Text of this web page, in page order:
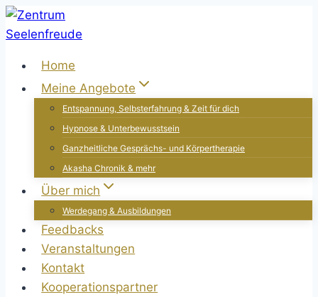
Zum
Inhalt
Home
Meine Angebote
Entspannung, Selbsterfahrung & Zeit für dich
Hypnose & Unterbewusstsein
Ganzheitliche Gesprächs- und Körpertherapie
Akasha Chronik & mehr
Über mich
Werdegang & Ausbildungen
Feedbacks
Veranstaltungen
Kontakt
Kooperationspartner